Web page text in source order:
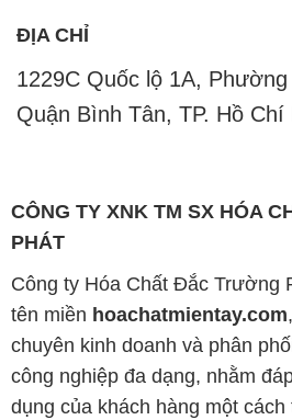
CÔNG TY XNK TM SX HÓA
PHÁT
chuyên kinh doanh và phân
công nghiệp đa dạng, nhằm
dụng của khách hàng một cách
Chúng tôi cam kết mang đến
mọi nhu cầu của khách hàng
Công ty chúng tôi hiện cung
hóa chất chất lượng cao với giá